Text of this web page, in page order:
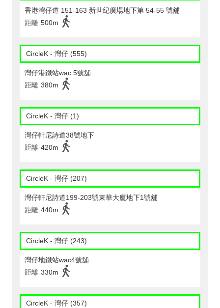
香港灣仔道 151-163 新世紀廣場地下第 54-55 號舖
距離 500m
CircleK - 灣仔 (555)
灣仔港鐵站wac 5號舖
距離 380m
CircleK - 灣仔 (1)
灣仔軒尼詩道38號地下
距離 420m
CircleK - 灣仔 (207)
灣仔軒尼詩道199-203號東華大廈地下1號舖
距離 440m
CircleK - 灣仔 (243)
灣仔地鐵站wac4號舖
距離 330m
CircleK - 灣仔 (357)